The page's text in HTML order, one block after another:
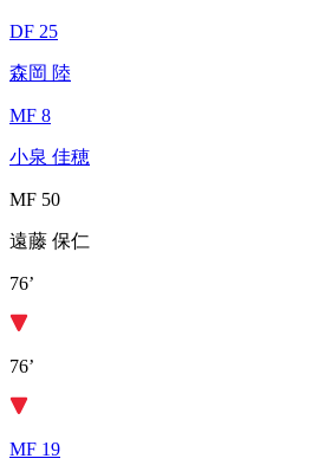
DF 25
森岡 陸
MF 8
小泉 佳穂
MF 50
遠藤 保仁
76’
76’
MF 19